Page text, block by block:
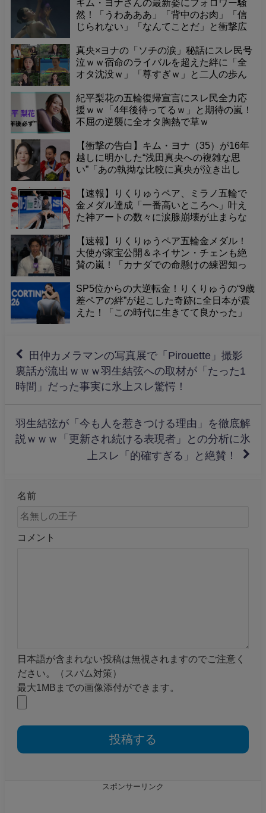
キム・ヨナさんの最新姿にフォロワー騒
然！「うわあああ」「背中のお肉」「信
じられない」「なんてことだ」と衝撃広
真央×ヨナの「ソチの涙」秘話にスレ民号
泣ｗｗ宿命のライバルを超えた絆に「全
オタ沈没ｗ」「尊すぎｗ」と二人の歩ん
紀平梨花の五輪復帰宣言にスレ民全力応
援ｗｗ「4年後待ってるｗ」と期待の嵐！
不屈の逆襲に全オタ胸熱で草ｗ
【衝撃の告白】キム・ヨナ（35）が16年
越しに明かした“浅田真央への複雑な思
い”「あの執拗な比較に真央が泣き出し
の結婚生活と本音！
【速報】りくりゅうペア、ミラノ五輪で
金メダル達成「一番高いところへ」叶え
た神アートの数々に涙腺崩壊が止まらな
【速報】りくりゅうペア五輪金メダル！
大使が家宝公開＆ネイサン・チェンも絶
賛の嵐！「カナダでの命懸けの練習知っ
SP5位からの大逆転金！りくりゅうの“9歳
差ペアの絆”が起こした奇跡に全日本が震
えた！「この時代に生きてて良かった」
田仲カメラマンの写真展で「Pirouette」撮影
裏話が流出ｗｗｗ羽生結弦への取材が「たった1
時間」だった事実に氷上スレ驚愕！
羽生結弦が「今も人を惹きつける理由」を徹底解
説ｗｗｗ「更新され続ける表現者」との分析に氷
上スレ「的確すぎる」と絶賛！
名前
コメント
最大1MBまでの画像添付ができます。
日本語が含まれない投稿は無視されますのでご注意く
ださい。（スパム対策）
スポンサーリンク